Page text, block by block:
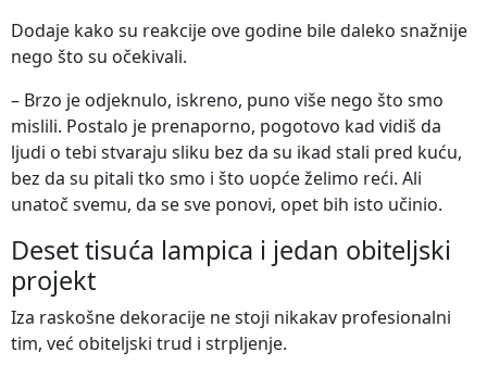
Dodaje kako su reakcije ove godine bile daleko snažnije
nego što su očekivali.
– Brzo je odjeknulo, iskreno, puno više nego što smo
mislili. Postalo je prenaporno, pogotovo kad vidiš da
ljudi o tebi stvaraju sliku bez da su ikad stali pred kuću,
bez da su pitali tko smo i što uopće želimo reći. Ali
unatoč svemu, da se sve ponovi, opet bih isto učinio.
Deset tisuća lampica i jedan obiteljski
projekt
Iza raskošne dekoracije ne stoji nikakav profesionalni
tim, već obiteljski trud i strpljenje.